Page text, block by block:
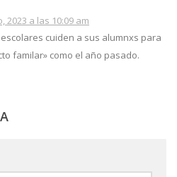
2023 a las 10:09 am
cuiden a sus alumnxs para
familar» como el año pasado.